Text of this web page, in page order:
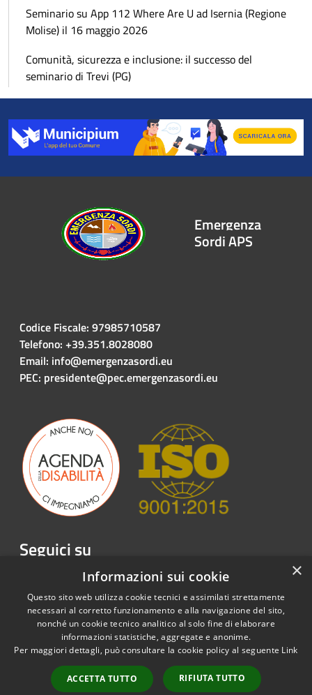
Seminario su App 112 Where Are U ad Isernia (Regione
Molise) il 16 maggio 2026
Comunità, sicurezza e inclusione: il successo del
seminario di Trevi (PG)
Emergenza
Sordi APS
Codice Fiscale: 97985710587
Telefono: +39.351.8028080
Email: info@emergenzasordi.eu
PEC: presidente@pec.emergenzasordi.eu
Seguici su
FacebookTwitterYoutubeInstagramLinkedInTelegram
Accessibilità
Copyright © 2026 • Emergenza
Sordi APS • Powered by
Municipium•
Accesso
×
Informazioni sui cookie
Questo sito web utilizza cookie tecnici e assimilati strettamente
necessari al corretto funzionamento e alla navigazione del sito,
nonché un cookie tecnico analitico al solo fine di elaborare
informazioni statistiche, aggregate e anonime.
Per maggiori dettagli, può consultare la cookie policy al seguente Link
ACCETTA TUTTO RIFIUTA TUTTO